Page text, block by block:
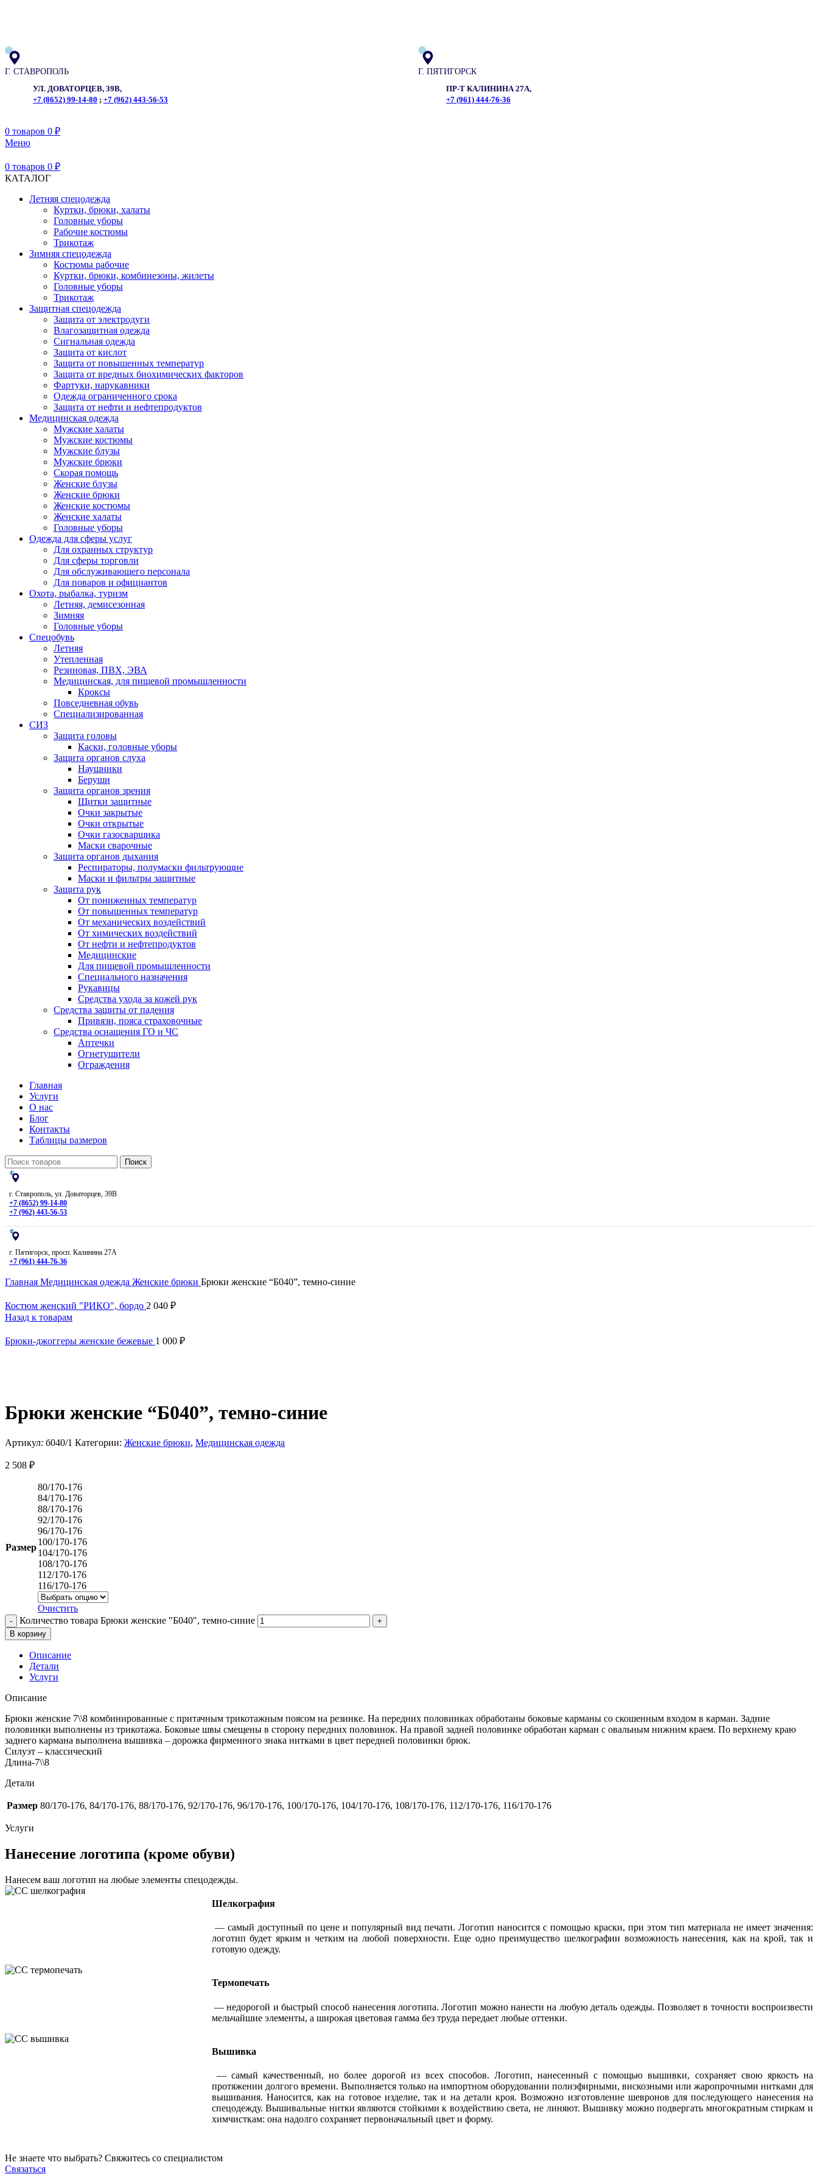
Г. СТАВРОПОЛЬ
УЛ. ДОВАТОРЦЕВ, 39В,
+7 (8652) 99-14-80 ; +7 (962) 443-56-53
Г. ПЯТИГОРСК
ПР-Т КАЛИНИНА 27А,
+7 (961) 444-76-36
0 товаров 0 ₽
Меню
0 товаров 0 ₽
КАТАЛОГ
Летняя спецодежда
Куртки, брюки, халаты
Головные уборы
Рабочие костюмы
Трикотаж
Зимняя спецодежда
Костюмы рабочие
Куртки, брюки, комбинезоны, жилеты
Головные уборы
Трикотаж
Защитная спецодежда
Защита от электродуги
Влагозащитная одежда
Сигнальная одежда
Защита от кислот
Защита от повышенных температур
Защита от вредных биохимических факторов
Фартуки, нарукавники
Одежда ограниченного срока
Защита от нефти и нефтепродуктов
Медицинская одежда
Мужские халаты
Мужские костюмы
Мужские блузы
Мужские брюки
Скорая помощь
Женские блузы
Женские брюки
Женские костюмы
Женские халаты
Головные уборы
Одежда для сферы услуг
Для охранных структур
Для сферы торговли
Для обслуживающего персонала
Для поваров и официантов
Охота, рыбалка, туризм
Летняя, демисезонная
Зимняя
Головные уборы
Спецобувь
Летняя
Утепленная
Резиновая, ПВХ, ЭВА
Медицинская, для пищевой промышленности
Кроксы
Повседневная обувь
Специализированная
СИЗ
Защита головы
Каски, головные уборы
Защита органов слуха
Наушники
Беруши
Защита органов зрения
Щитки защитные
Очки закрытые
Очки открытые
Очки газосварщика
Маски сварочные
Защита органов дыхания
Респираторы, полумаски фильтрующие
Маски и фильтры защитные
Защита рук
От пониженных температур
От повышенных температур
От механических воздействий
От химических воздействий
От нефти и нефтепродуктов
Медицинские
Для пищевой промышленности
Специального назначения
Рукавицы
Средства ухода за кожей рук
Средства защиты от падения
Привязи, пояса страховочные
Средства оснащения ГО и ЧС
Аптечки
Огнетушители
Ограждения
Главная
Услуги
О нас
Блог
Контакты
Таблицы размеров
Поиск
г. Ставрополь, ул. Доваторцев, 39В
+7 (8652) 99-14-80
+7 (962) 443-56-53
г. Пятигорск, просп. Калинина 27А
+7 (961) 444-76-36
Главная Медицинская одежда Женские брюки Брюки женские “Б040”, темно-синие
Костюм женский "РИКО", бордо 2 040 ₽
Назад к товарам
Брюки-джоггеры женские бежевые 1 000 ₽
Брюки женские “Б040”, темно-синие
Артикул: б040/1 Категории: Женские брюки, Медицинская одежда
2 508 ₽
Размер
80/170-176
84/170-176
88/170-176
92/170-176
96/170-176
100/170-176
104/170-176
108/170-176
112/170-176
116/170-176
Очистить
Количество товара Брюки женские "Б040", темно-синие
В корзину
Описание
Детали
Услуги
Описание
Брюки женские 7\\8 комбинированные с притачным трикотажным поясом на резинке. На передних половинках обработаны боковые карманы со скошенным входом в карман. Задние
половинки выполнены из трикотажа. Боковые швы смещены в сторону передних половинок. На правой задней половинке обработан карман с овальным нижним краем. По верхнему краю
заднего кармана выполнена вышивка – дорожка фирменного знака нитками в цвет передней половинки брюк.
Силуэт – классический
Длина-7\\8
Детали
Размер 80/170-176, 84/170-176, 88/170-176, 92/170-176, 96/170-176, 100/170-176, 104/170-176, 108/170-176, 112/170-176, 116/170-176
Услуги
Нанесение логотипа (кроме обуви)
Нанесем ваш логотип на любые элементы спецодежды.
Шелкография
— самый доступный по цене и популярный вид печати. Логотип наносится с помощью краски, при этом тип материала не имеет значения:
логотип будет ярким и четким на любой поверхности. Еще одно преимущество шелкографии возможность нанесения, как на крой, так и
готовую одежду.
Термопечать
— недорогой и быстрый способ нанесения логотипа. Логотип можно нанести на любую деталь одежды. Позволяет в точности воспроизвести
мельчайшие элементы, а широкая цветовая гамма без труда передает любые оттенки.
Вышивка
— самый качественный, но более дорогой из всех способов. Логотип, нанесенный с помощью вышивки, сохраняет свою яркость на
протяжении долгого времени. Выполняется только на импортном оборудовании полиэфирными, вискозными или жаропрочными нитками для
вышивания. Наносится, как на готовое изделие, так и на детали кроя. Возможно изготовление шевронов для последующего нанесения на
спецодежду. Вышивальные нитки являются стойкими к воздействию света, не линяют. Вышивку можно подвергать многократным стиркам и
химчисткам: она надолго сохраняет первоначальный цвет и форму.
Не знаете что выбрать? Свяжитесь со специалистом
Связаться